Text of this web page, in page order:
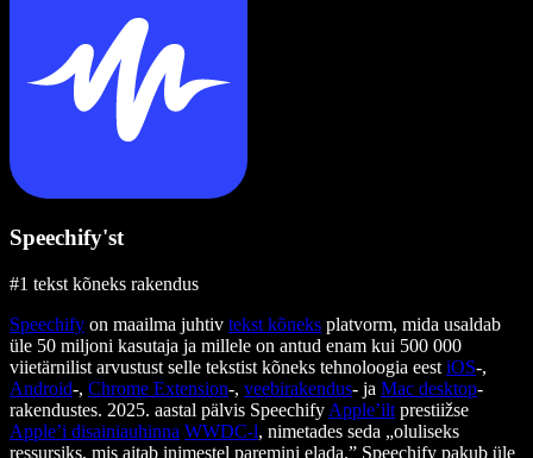
Speechify'st
#1 tekst kõneks rakendus
Speechify on maailma juhtiv tekst kõneks platvorm, mida usaldab
üle 50 miljoni kasutaja ja millele on antud enam kui 500 000
viietärnilist arvustust selle tekstist kõneks tehnoloogia eest iOS-,
Android-, Chrome Extension-, veebirakendus- ja Mac desktop-
rakendustes. 2025. aastal pälvis Speechify Apple’ilt prestiižse
Apple’i disainiauhinna WWDC-l, nimetades seda „oluliseks
ressursiks, mis aitab inimestel paremini elada.” Speechify pakub üle